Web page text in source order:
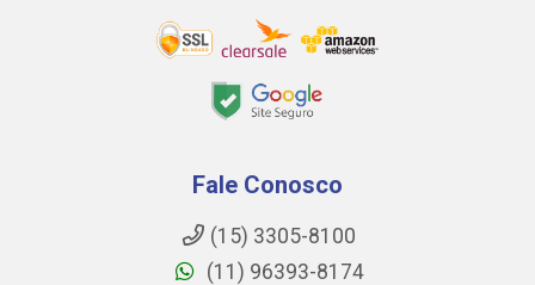
Fale Conosco
(15) 3305-8100
(11) 96393-8174